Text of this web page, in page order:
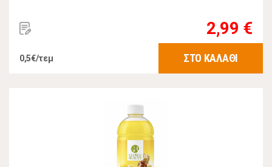
2,99 €
0,5€/τεμ ΣΤΟ ΚΑΛΑΘΙ